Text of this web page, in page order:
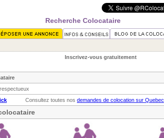
Recherche Colocataire
Inscrivez-vous gratuitement
Consultez toutes nos demandes de colocation sur Quebec